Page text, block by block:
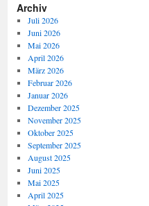
Archiv
Juli 2026
Juni 2026
Mai 2026
April 2026
März 2026
Februar 2026
Januar 2026
Dezember 2025
November 2025
Oktober 2025
September 2025
August 2025
Juni 2025
Mai 2025
April 2025